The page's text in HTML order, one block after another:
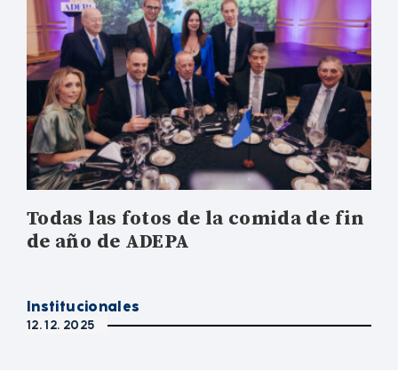
Todas las fotos de la comida de fin
de año de ADEPA
Institucionales
12. 12. 2025